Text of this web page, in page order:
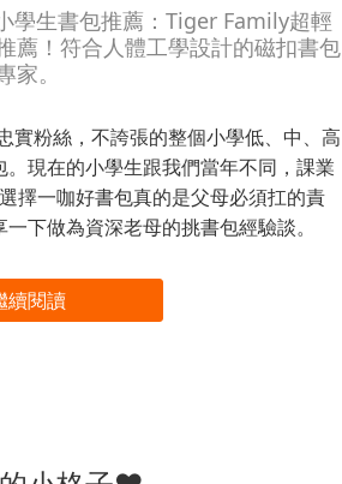
學生書包推薦：Tiger Family超輕
薦！符合人體工學設計的磁扣書包
家。
實粉絲，不誇張的整個小學低、中、高
現在的小學生跟我們當年不同，課業
擇一咖好書包真的是父母必須扛的責
下做為資深老母的挑書包經驗談。
續閱讀